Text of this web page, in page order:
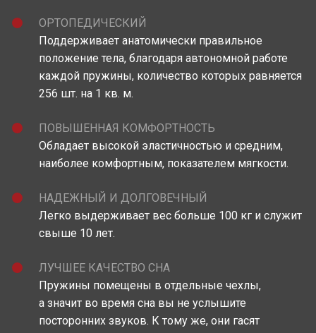
ОРТОПЕДИЧЕСКИЙ
Поддерживает анатомически правильное
положение тела, благодаря автономной работе
каждой пружины, количество которых равняется
256 шт. на 1 кв. м.
ПОВЫШЕННАЯ КОМФОРТНОСТЬ
Обладает высокой эластичностью и средним,
наиболее комфортным, показателем мягкости.
НАДЕЖНЫЙ И ДОЛГОВЕЧНЫЙ
Легко выдерживает вес больше 100 кг и служит
свыше 10 лет.
ЛУЧШЕЕ КАЧЕСТВО СНА
Пружины помещены в отдельные чехлы,
а значит во время сна вы не услышите
посторонних звуков. К тому же, они гасят